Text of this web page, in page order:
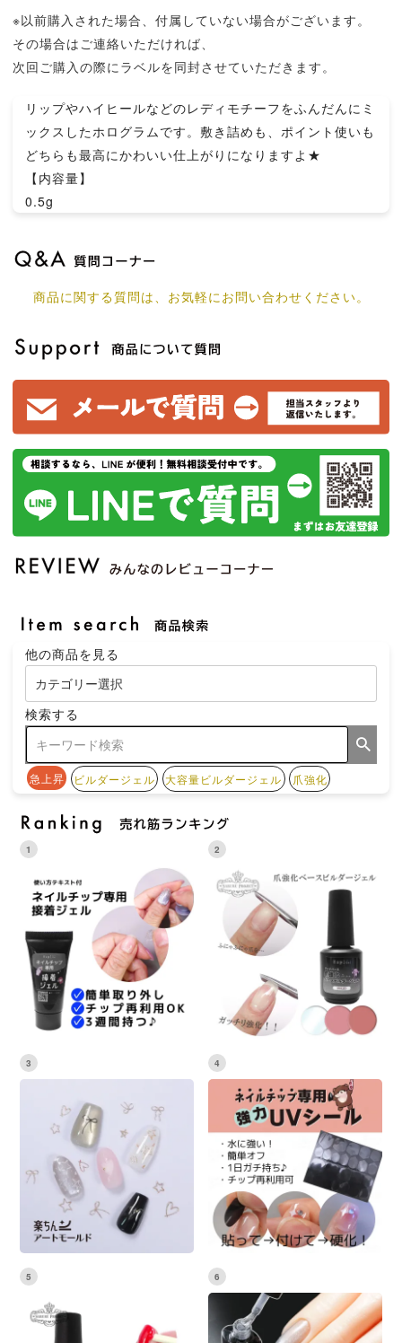
※以前購入された場合、付属していない場合がございます。
その場合はご連絡いただければ、
次回ご購入の際にラベルを同封させていただきます。
リップやハイヒールなどのレディモチーフをふんだんにミ
ックスしたホログラムです。敷き詰めも、ポイント使いも
どちらも最高にかわいい仕上がりになりますよ★
【内容量】
0.5g
商品に関する質問は、お気軽にお問い合わせください。
他の商品を見る
検索する
急上昇 ビルダージェル 大容量ビルダージェル 爪強化
1 2
3 4
5 6